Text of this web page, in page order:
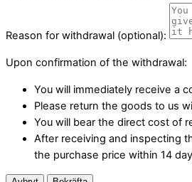
Reason for withdrawal (optional):
Upon confirmation of the withdrawal:
You will immediately receive a
Please return the goods to us
You will bear the direct cost of
After receiving and inspecting
the purchase price within 14